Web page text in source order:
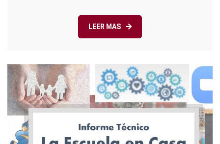
LEER MAS